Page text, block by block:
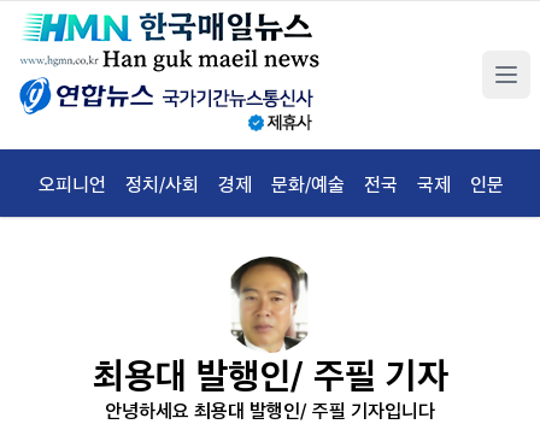
오피니언 정치/사회 경제 문화/예술 전국 국제 인문
최용대 발행인/ 주필 기자
안녕하세요 최용대 발행인/ 주필 기자입니다